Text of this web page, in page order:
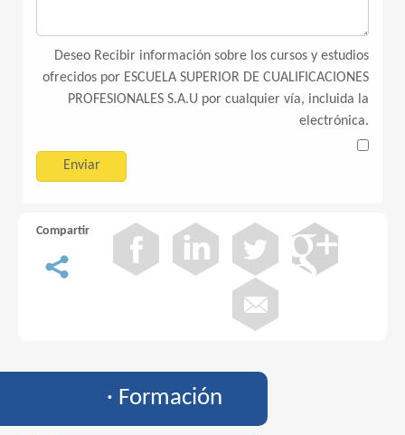
Deseo Recibir información sobre los cursos y estudios
ofrecidos por ESCUELA SUPERIOR DE CUALIFICACIONES
PROFESIONALES S.A.U por cualquier vía, incluida la
electrónica.
Compartir
· Formación